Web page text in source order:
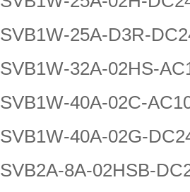
SVB1W-25A-D3R-
SVB1W-32A-02HS-
SVB1W-40A-02C-
SVB1W-40A-02G-
SVB2A-8A-02HSB-